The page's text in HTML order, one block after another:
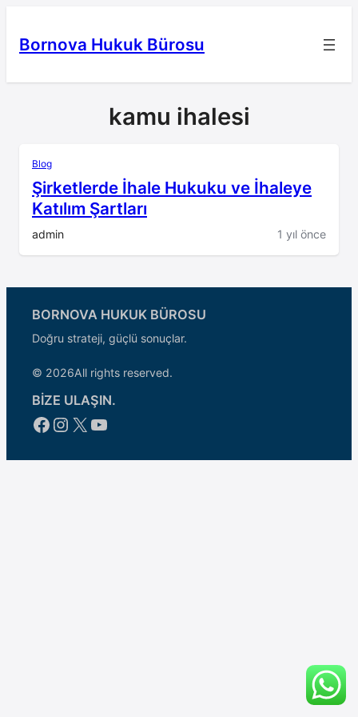
geçBornova Hukuk Bürosu
kamu ihalesi
Blog
Şirketlerde İhale Hukuku ve İhaleye
Katılım Şartları
admin 1 yıl önce
BORNOVA HUKUK BÜROSU
Doğru strateji, güçlü sonuçlar.
© 2026All rights reserved.
BİZE ULAŞIN.
Facebook
Instagram
X YouTube